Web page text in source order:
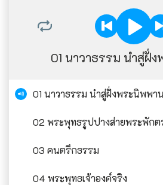
01 นาวาธรรม นำสู่ฝั่
01 นาวาธรรม นำสู่ฝั่งพระนิพพาน
02 พระพุทธรูปปางส่ายพระพักต
03 คนตรึกธรรม
04 พระพุทธเจ้าองค์จริง